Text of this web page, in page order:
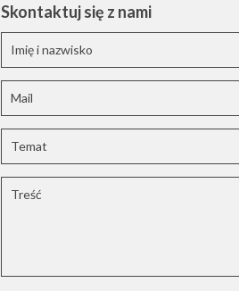
Skontaktuj się z nami